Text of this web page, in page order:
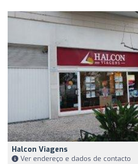
Halcon Viagens
Ver endereço e dados de contacto